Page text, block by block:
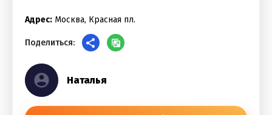
Адрес: Москва, Красная пл.
Поделиться:
Наталья